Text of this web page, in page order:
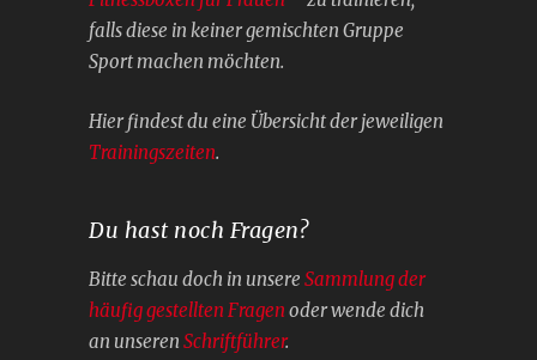
falls diese in keiner gemischten Gruppe
Sport machen möchten.
Hier findest du eine Übersicht der jeweiligen
Trainingszeiten.
Du hast noch Fragen?
Bitte schau doch in unsere Sammlung der
häufig gestellten Fragen oder wende dich
an unseren Schriftführer.